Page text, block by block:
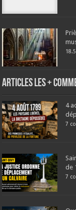
Articles les +
4
7
de
7